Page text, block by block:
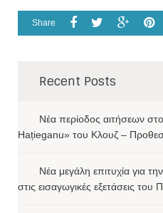
Share
Recent Posts
Νέα περίοδος αιτήσεων
Hațieganu» του Κλουζ –
Νέα μεγάλη επιτυχία για
στις εισαγωγικές εξετάσεις του